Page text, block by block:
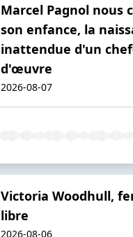
Marcel Pagnol nous
son enfance, la
inattendue d'un
d'œuvre
2026-08-07
Victoria Woodhull,
libre
2026-08-06